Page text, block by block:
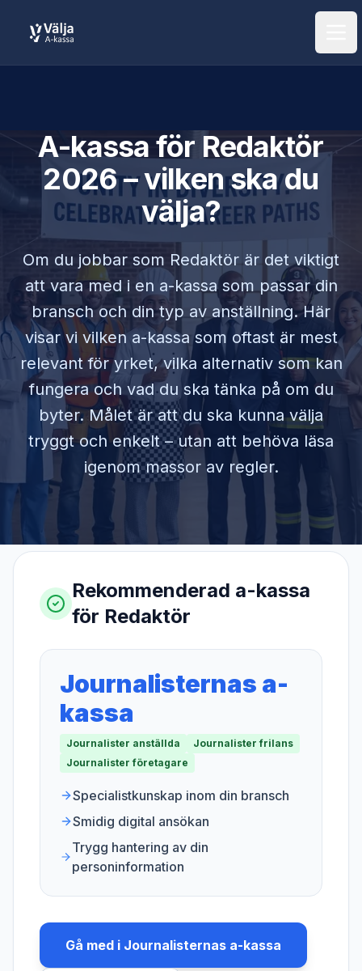
A-kassa för Redaktör
2026 – vilken ska du
välja?
Om du jobbar som Redaktörär det viktigt
att vara med i en a-kassa som passar din
bransch och din typ av anställning. Här
visar vi vilken a-kassa som oftast är mest
relevant för yrket, vilka alternativ som kan
fungera och vad du ska tänka på om du
byter. Målet är att du ska kunna välja
tryggt och enkelt – utan att behöva läsa
igenom massor av regler.
Rekommenderad a-kassa
för Redaktör
Journalisternas a-
kassa
Journalister anställda
Journalister frilans
Journalister företagare
Specialistkunskap inom din bransch
Smidig digital ansökan
Trygg hantering av din
personinformation
Gå med i Journalisternas a-kassa